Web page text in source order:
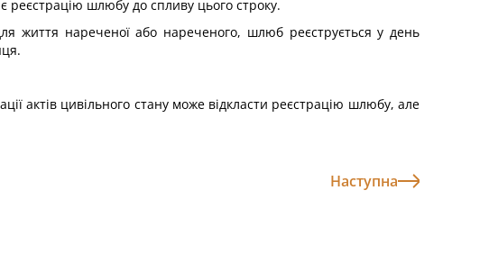
реєстрацію шлюбу до спливу цього строку.
життя нареченої або нареченого, шлюб реєструється у день
актів цивільного стану може відкласти реєстрацію шлюбу, але
Наступна